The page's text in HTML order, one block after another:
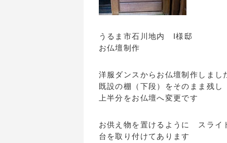
うるま市石川地内 I様邸
お仏壇制作
洋服ダンスからお仏壇制作しまし
既設の棚（下段）をそのまま残し
上半分をお仏壇へ変更です
お供え物を置けるように スライ
台を取り付けてあります